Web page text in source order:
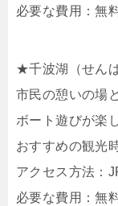
必要な費用：無
★千波湖（せんば
市民の憩いの場
ボート遊びが楽
おすすめの観光
アクセス方法：
必要な費用：無